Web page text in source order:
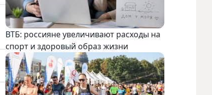
ВТБ: россияне увеличивают расходы на
спорт и здоровый образ жизни